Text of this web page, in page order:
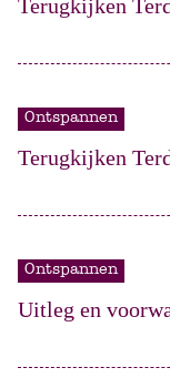
Terugkijken
Ontspannen
Terugkijken
Ontspannen
Uitleg en